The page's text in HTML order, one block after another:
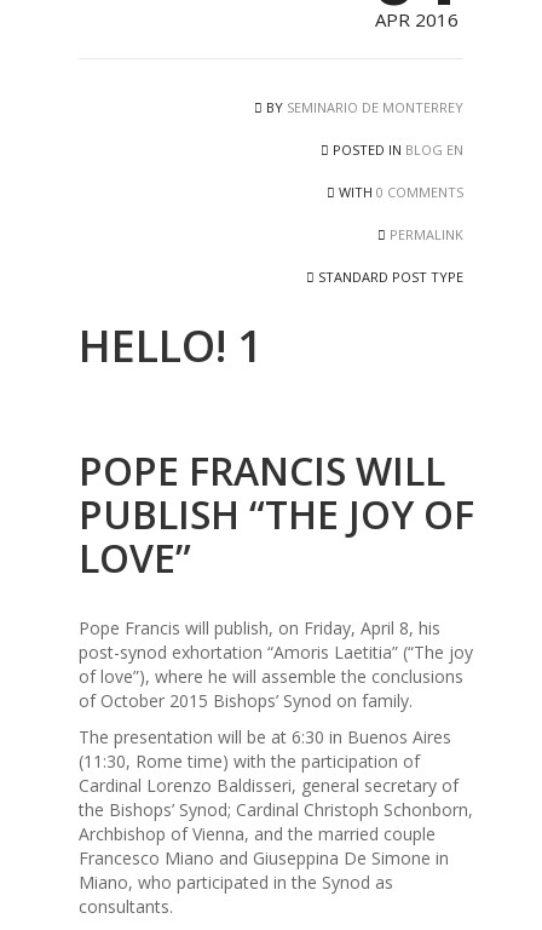
APR 2016
BY SEMINARIO DE MONTERREY
POSTED IN BLOG EN
WITH 0 COMMENTS
PERMALINK
STANDARD POST TYPE
HELLO! 1
POPE FRANCIS WILL
PUBLISH “THE JOY OF
LOVE”
Pope Francis will publish, on Friday, April 8, his
post-synod exhortation “Amoris Laetitia” (“The joy
of love”), where he will assemble the conclusions
of October 2015 Bishops’ Synod on family.
The presentation will be at 6:30 in Buenos Aires
(11:30, Rome time) with the participation of
Cardinal Lorenzo Baldisseri, general secretary of
the Bishops’ Synod; Cardinal Christoph Schonborn,
Archbishop of Vienna, and the married couple
Francesco Miano and Giuseppina De Simone in
Miano, who participated in the Synod as
consultants.